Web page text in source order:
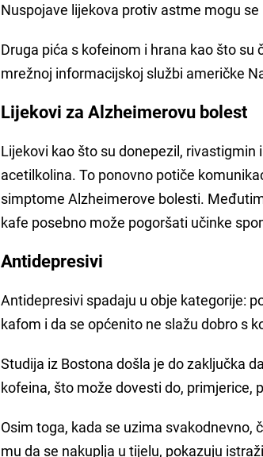
Nuspojave lijekova protiv astme mogu
Druga pića s kofeinom i hrana kao što
mrežnoj informacijskoj službi američke
Lijekovi za Alzheimerovu bolest
Lijekovi kao što su donepezil,
acetilkolina. To ponovno potiče
simptome Alzheimerove bolesti.
kafe posebno može pogoršati učinke
Antidepresivi
Antidepresivi spadaju u obje kategorije:
kafom i da se općenito ne slažu dobro s
Studija iz Bostona došla je do zaključka
kofeina, što može dovesti do, primjerice,
Osim toga, kada se uzima svakodnevno,
mu da se nakuplja u tijelu, pokazuju